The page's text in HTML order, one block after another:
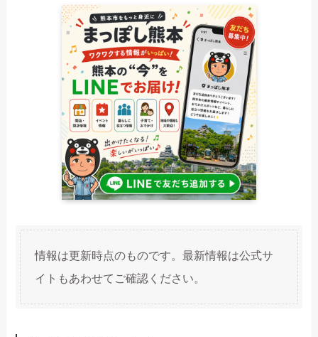
情報は更新時点のものです。最新情報は公式サ
イトもあわせてご確認ください。